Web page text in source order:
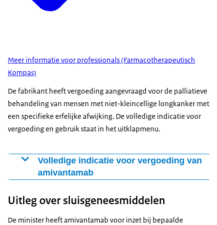
Meer informatie voor professionals (Farmacotherapeutisch
Kompas)
De fabrikant heeft vergoeding aangevraagd voor de palliatieve
behandeling van mensen met niet-kleincellige longkanker met
een specifieke erfelijke afwijking. De volledige indicatie voor
vergoeding en gebruik staat in het uitklapmenu.
Volledige indicatie voor vergoeding van
amivantamab
carboplatine en pemetrexed voor de
Uitleg over sluisgeneesmiddelen
De minister heeft amivantamab voor inzet bij bepaalde